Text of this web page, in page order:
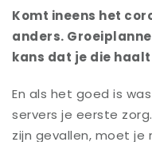
Komt ineens het
anders.
kans dat je die haalt
En als het goed is
servers je eerste
zijn gevallen, moet je